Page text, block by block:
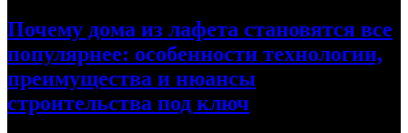
Почему дома из лафета становятся все
популярнее: особенности технологии,
преимущества и нюансы
строительства под ключ